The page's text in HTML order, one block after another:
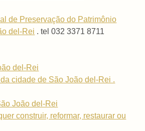
de Preservação do Patrimônio
del-Rei . tel 032 3371 8711
del-Rei
cidade de São João del-Rei .
João del-Rei
construir, reformar, restaurar ou